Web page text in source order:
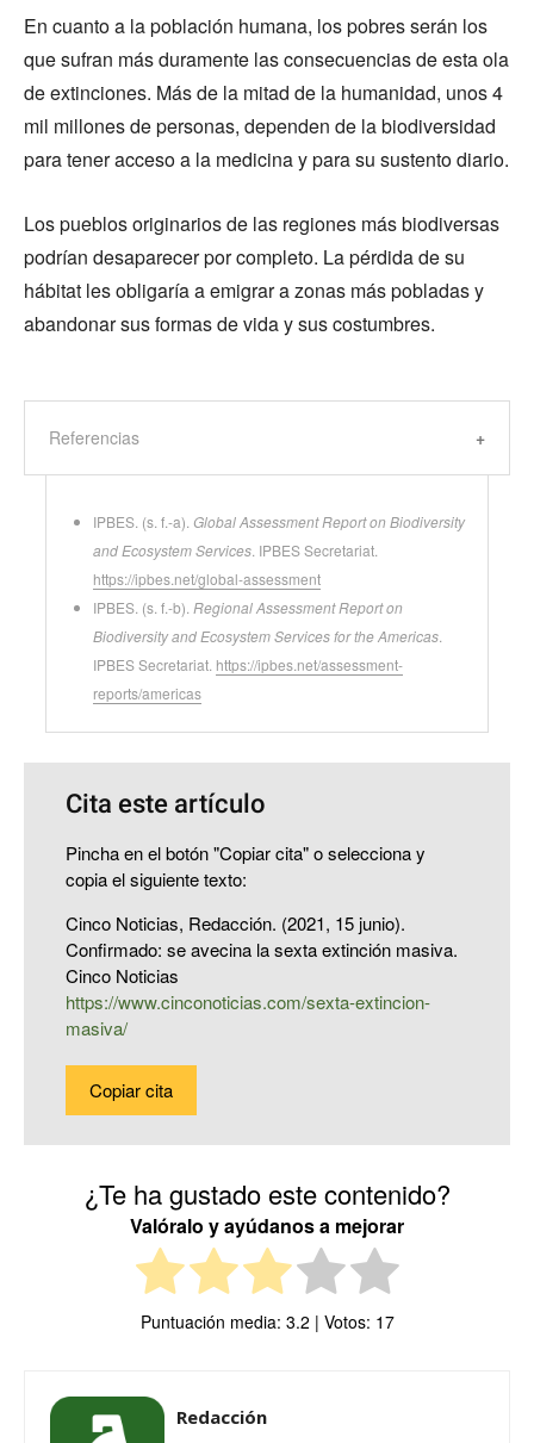
En cuanto a la población humana, los pobres serán los
que sufran más duramente las consecuencias de esta ola
de extinciones. Más de la mitad de la humanidad, unos 4
mil millones de personas, dependen de la biodiversidad
para tener acceso a la medicina y para su sustento diario.
Los pueblos originarios de las regiones más biodiversas
podrían desaparecer por completo. La pérdida de su
hábitat les obligaría a emigrar a zonas más pobladas y
abandonar sus formas de vida y sus costumbres.
Referencias
IPBES. (s. f.-a). Global Assessment Report on Biodiversity
and Ecosystem Services . IPBES Secretariat.
https://ipbes.net/global-assessment
IPBES. (s. f.-b). Regional Assessment Report on
Biodiversity and Ecosystem Services for the Americas
IPBES Secretariat. https://ipbes.net/assessment-
reports/americas
Cita este artículo
Pincha en el botón "Copiar cita" o selecciona y
copia el siguiente texto:
Cinco Noticias, Redacción. (2021, 15 junio).
Confirmado: se avecina la sexta extinción masiva.
Cinco Noticias
https://www.cinconoticias.com/sexta-extincion-
masiva/
Copiar cita
¿Te ha gustado este contenido?
Valóralo y ayúdanos a mejorar
Puntuación media: 3.2 | Votos: 17
Redacción